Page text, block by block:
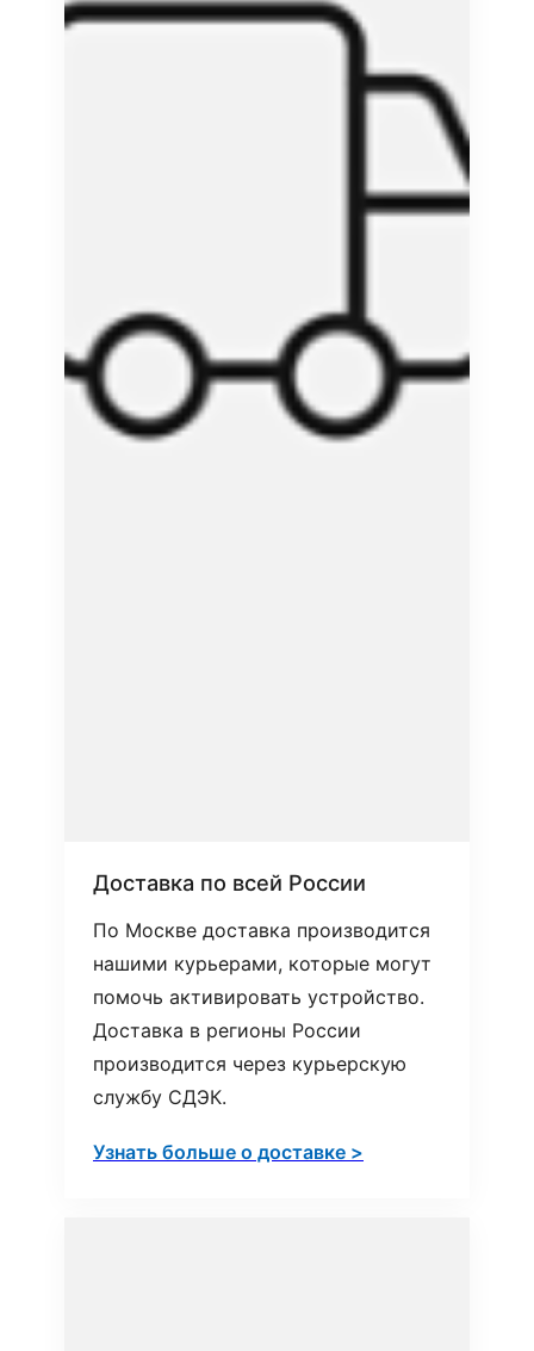
Доставка по всей России
По Москве доставка производится
нашими курьерами, которые могут
помочь активировать устройство.
Доставка в регионы России
производится через курьерскую
службу СДЭК.
Узнать больше о доставке >